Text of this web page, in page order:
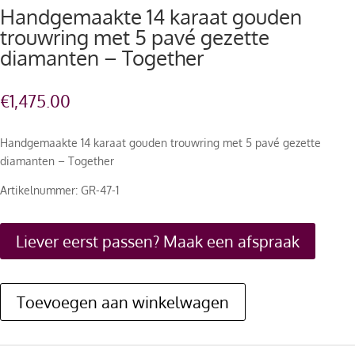
Handgemaakte 14 karaat gouden
trouwring met 5 pavé gezette
diamanten – Together
€1,475.00
Handgemaakte 14 karaat gouden trouwring met 5 pavé gezette
diamanten – Together
Artikelnummer: GR-47-1
Liever eerst passen? Maak een afspraak
Toevoegen aan winkelwagen